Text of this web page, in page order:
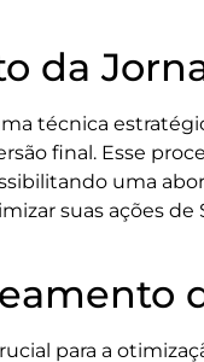
da
técnica
final. Esse
uma
suas ações
para a